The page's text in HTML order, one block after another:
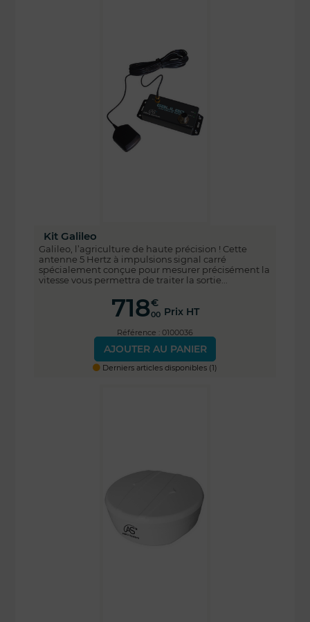
Kit Galileo
Galileo, l’agriculture de haute précision ! Cette
antenne 5 Hertz à impulsions signal carré
spécialement conçue pour mesurer précisément la
vitesse vous permettra de traiter la sortie...
718€
00 Prix HT
Référence : 0100036
AJOUTER AU PANIER
Derniers articles disponibles (1)